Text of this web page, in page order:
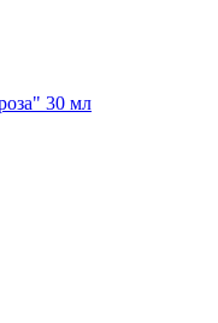
30 мл